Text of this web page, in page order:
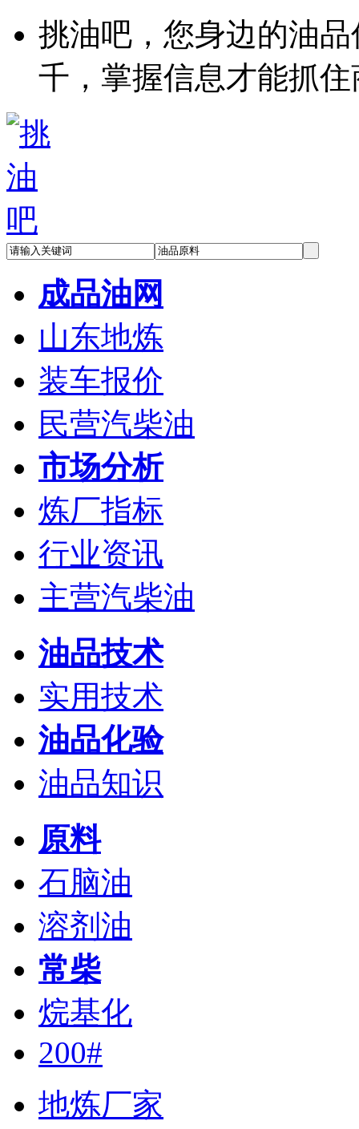
挑油吧，您身边的油
千，掌握信息才能抓
成品油网
山东地炼
装车报价
民营汽柴油
市场分析
炼厂指标
行业资讯
主营汽柴油
油品技术
实用技术
油品化验
油品知识
原料
石脑油
溶剂油
常柴
烷基化
200#
地炼厂家